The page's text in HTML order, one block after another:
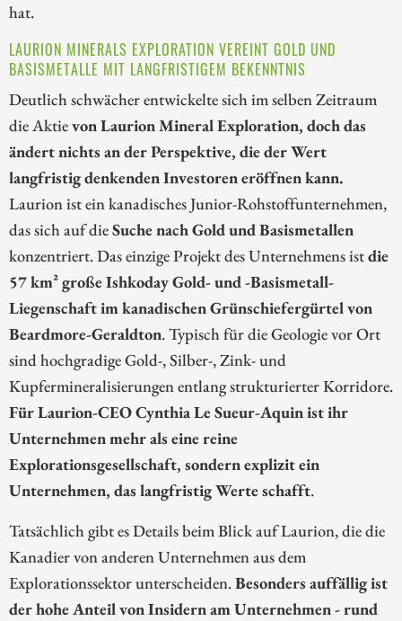
hat.
LAURION MINERALS EXPLORATION VEREINT GOLD UND
BASISMETALLE MIT LANGFRISTIGEM BEKENNTNIS
Deutlich schwächer entwickelte sich im selben Zeitraum
die Aktievon Laurion Mineral Exploration, doch das
ändert nichts an der Perspektive, die der Wert
langfristig denkenden Investoren eröffnen kann.
Laurion ist ein kanadisches Junior-Rohstoffunternehmen,
das sich auf dieSuche nach Gold und Basismetallen
konzentriert. Das einzige Projekt des Unternehmens istdie
57 km² große Ishkoday Gold- und -Basismetall-
Liegenschaft im kanadischen Grünschiefergürtel von
Beardmore-Geraldton. Typisch für die Geologie vor Ort
sind hochgradige Gold-, Silber-, Zink- und
Kupfermineralisierungen entlang strukturierter Korridore.
Für Laurion-CEO Cynthia Le Sueur-Aquin ist ihr
Unternehmen mehr als eine reine
Explorationsgesellschaft, sondern explizit ein
Unternehmen, das langfristig Werte schafft.
Tatsächlich gibt es Details beim Blick auf Laurion, die die
Kanadier von anderen Unternehmen aus dem
Explorationssektor unterscheiden.Besonders auffällig ist
der hohe Anteil von Insidern am Unternehmen - rund